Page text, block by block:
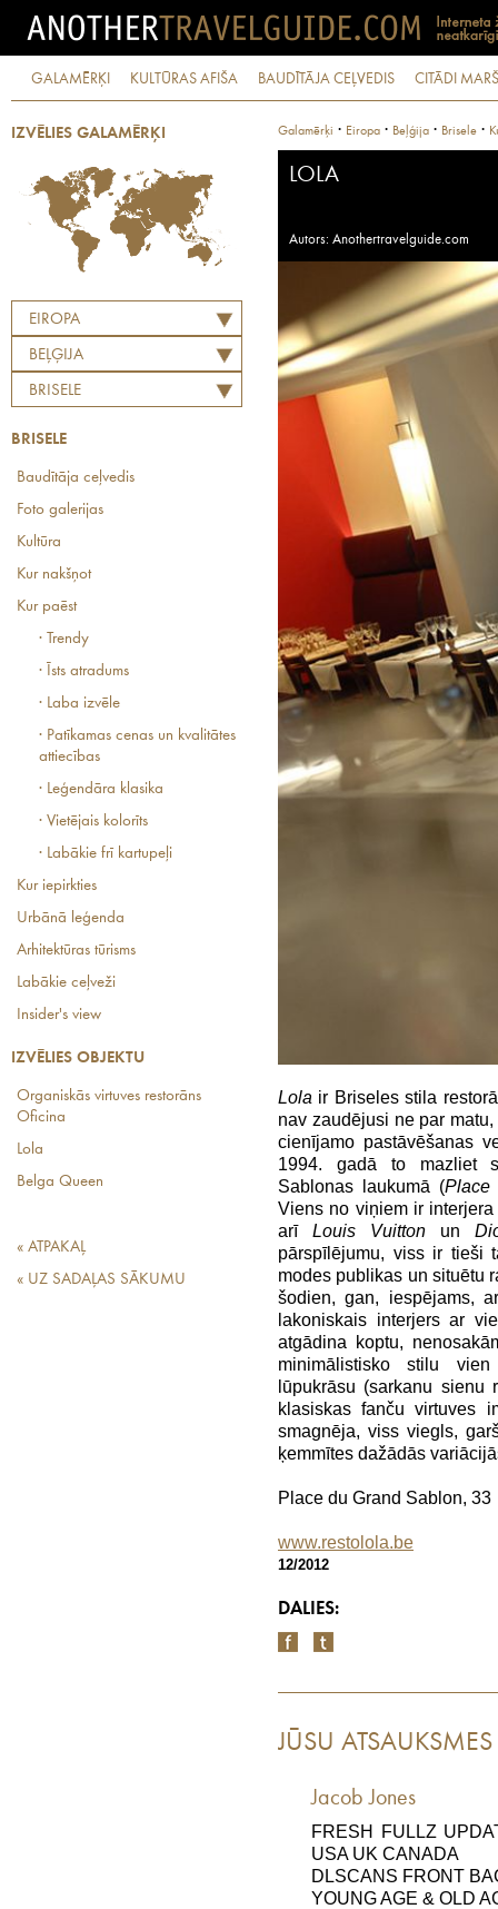
GALAMĒRĶI KULTŪRAS AFIŠA BAUDĪTĀJA CEĻVEDIS CITĀDI
IZVĒLIES GALAMĒRĶI
EIROPA
BEĻĢIJA
BRISELE
BRISELE
Baudītāja ceļvedis
Foto galerijas
Kultūra
Kur nakšņot
Kur paēst
· Trendy
· Īsts atradums
· Laba izvēle
· Patīkamas cenas un kvalitātes
attiecības
· Leģendāra klasika
· Vietējais kolorīts
· Labākie frī kartupeļi
Kur iepirkties
Urbānā leģenda
Arhitektūras tūrisms
Labākie ceļveži
Insider's view
IZVĒLIES OBJEKTU
Organiskās virtuves restorāns
Oficina
Lola
Belga Queen
« ATPAKAĻ
« UZ SADAĻAS SĀKUMU
Galamērķi · Eiropa · Beļģija · Brisele ·
LOLA
Autors: Anothertravelguide.com
Lola ir Briseles stila
nav zaudējusi ne par
cienījamo pastāvēšanas
1994. gadā to mazliet
Sablonas laukumā (Place
Viens no viņiem ir
arī Louis Vuittonun
pārspīlējumu, viss ir tieši
modes publikas un situētu
šodien, gan, iespējams,
lakoniskais interjers ar
atgādina koptu,
minimālistisko stilu
lūpukrāsu (sarkanu sienu
klasiskas fanču virtuves
smagnēja, viss viegls,
ķemmītes dažādās
Place du Grand Sablon, 33
www.restolola.be
12/2012
DALIES:
JŪSU ATSAUKSMES
Jacob Jones
FRESH FULLZ
USA UK CANADA
DLSCANS FRONT
YOUNG AGE & OLD